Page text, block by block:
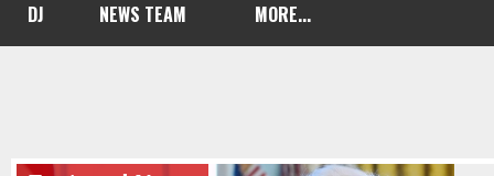
DJ
NEWS TEAM MORE...